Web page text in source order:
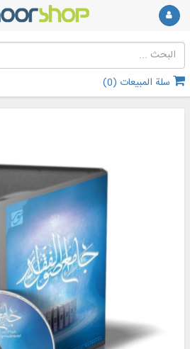
سلة المبيعات (0
)